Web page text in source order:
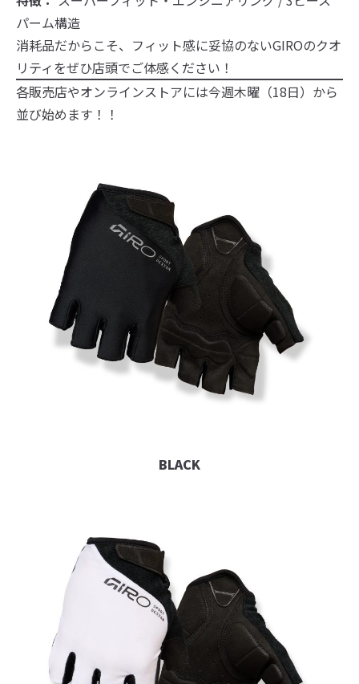
パーム構造
消耗品だからこそ、フィット感に妥協のないGIROのクオ
リティをぜひ店頭でご体感ください！
各販売店やオンラインストアには今週木曜（18日）から
並び始めます！！
BLACK